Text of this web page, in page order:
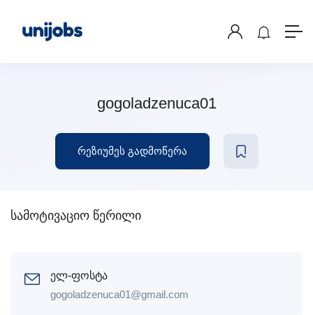
gogoladzenuca01
რეზიუმეს გადმოწერა
სამოტივაციო წერილი
ელ-ფოსტა
gogoladzenuca01@gmail.com